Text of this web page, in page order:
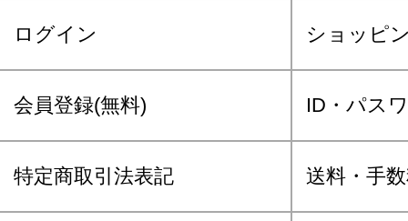
ログイン ショッピ
会員登録(無料) ID・パス
特定商取引法表記 送料・手